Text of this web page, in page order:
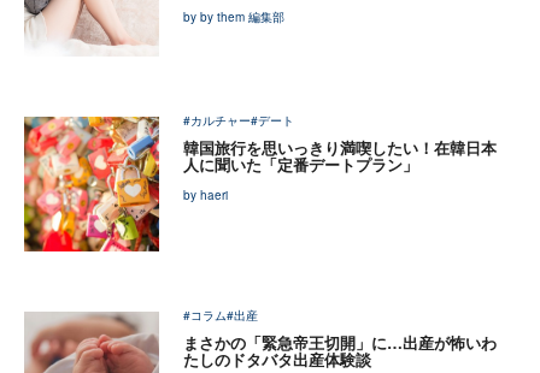
by by them 編集部
#カルチャー#デート
韓国旅行を思いっきり満喫したい！在韓日本
人に聞いた「定番デートプラン」
by haeri
#コラム#出産
まさかの「緊急帝王切開」に…出産が怖いわ
たしのドタバタ出産体験談